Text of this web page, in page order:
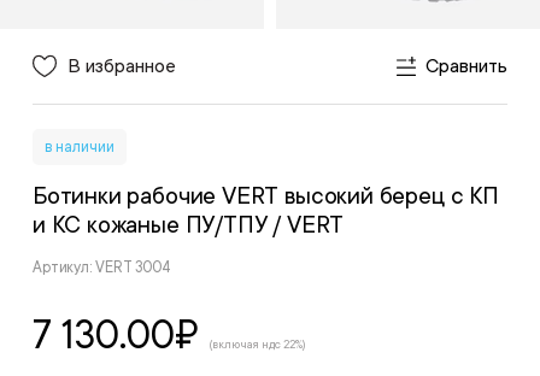
В избранное Сравнить
в наличии
Ботинки рабочие VERT высокий берец с КП
и КС кожаные ПУ/ТПУ / VERT
Артикул: VERT 3004
7 130.00₽ (включая ндс 22%)